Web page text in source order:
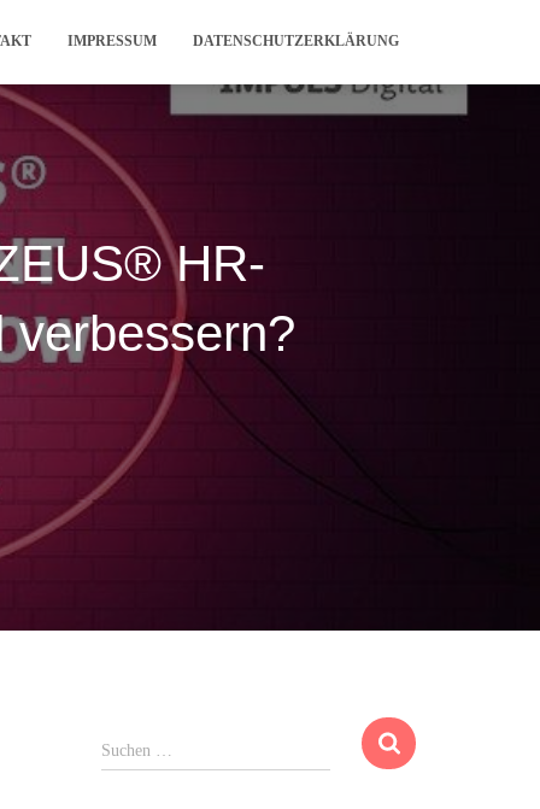
IMPRESSUM DATENSCHUTZERKLÄRUNG
HR-
verbessern?
u
Suchen …